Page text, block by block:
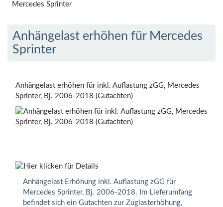
Mercedes Sprinter
Anhängelast erhöhen für Mercedes
Sprinter
Anhängelast erhöhen für inkl. Auflastung zGG, Mercedes
Sprinter, Bj. 2006-2018 (Gutachten)
Anhängelast Erhöhung inkl. Auflastung zGG für
Mercedes Sprinter, Bj. 2006-2018. Im Lieferumfang
befindet sich ein Gutachten zur Zuglasterhöhung,